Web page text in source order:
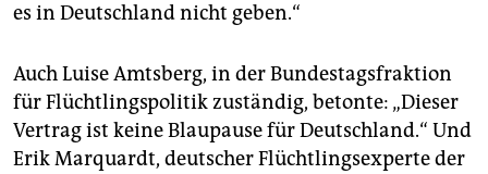
es in Deutschland nicht geben.“
Auch Luise Amtsberg, in der Bundestagsfraktion
für Flüchtlingspolitik zuständig, betonte: „Dieser
Vertrag ist keine Blaupause für Deutschland.“ Und
Erik Marquardt, deutscher Flüchtlingsexperte der